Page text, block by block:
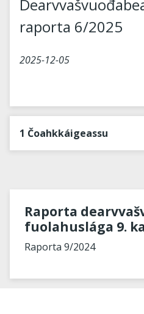
raporta 6/2025
2025-12-05
1 Čoahkkáigeassu
Raporta
fuolahuslága 9.
mearrádusaid
maŋŋá -
Raporta 9/2024